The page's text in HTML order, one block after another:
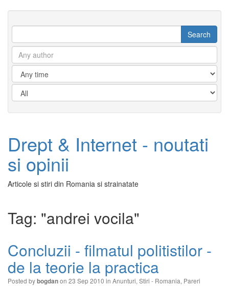
Drept & Internet - noutati
si opinii
Articole si stiri din Romania si strainatate
Tag: "andrei vocila"
Concluzii - filmatul politistilor -
de la teorie la practica
Posted bybogdanon 23 Sep 2010 in Anunturi, Stiri - Romania, Pareri